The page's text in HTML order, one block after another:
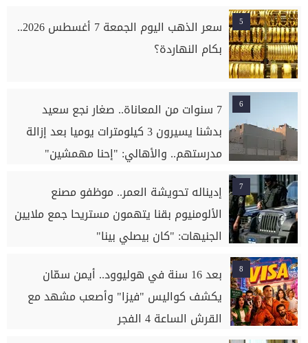
5
سعر الذهب اليوم الجمعة 7 أغسطس 2026..
بكام النهاردة؟
6
7 سنوات من المعاناة.. صغار نجع سعيد
بدشنا يسيرون 3 كيلومترات يوميا بعد إزالة
مدرستهم.. والأهالي: "إحنا مهمشين"
7
إديناله تحويشة العمر.. موظفو مصنع
الألومنيوم بقنا يتهمون مستريحا جمع ملايين
الجنيهات: "كان بيصلي بينا"
8
بعد 16 سنة في هوليوود.. أيمن سمّان
يكشف كواليس "فيزا" وأصعب مشهد مع
القرش الساعة 4 الفجر